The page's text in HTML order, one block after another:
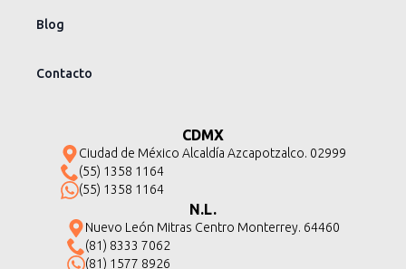
Blog
Contacto
CDMX
Ciudad de México Alcaldía Azcapotzalco. 02999
(55) 1358 1164
(55) 1358 1164
N.L.
Nuevo León Mitras Centro Monterrey. 64460
(81) 8333 7062
(81) 1577 8926